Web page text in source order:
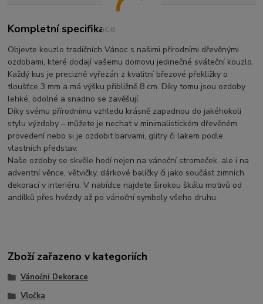
Kompletní specifikace
Objevte kouzlo tradičních Vánoc s našimi přírodními dřevěnými
ozdobami, které dodají vašemu domovu jedinečné sváteční kouzlo.
Každý kus je precizně vyřezán z kvalitní březové překližky o
tloušťce 3 mm a má výšku přibližně 8 cm. Díky tomu jsou ozdoby
lehké, odolné a snadno se zavěšují.
Díky svému přírodnímu vzhledu krásně zapadnou do jakéhokoli
stylu výzdoby – můžete je nechat v minimalistickém dřevěném
provedení nebo si je ozdobit barvami, glitry či lakem podle
vlastních představ.
Naše ozdoby se skvěle hodí nejen na vánoční stromeček, ale i na
adventní věnce, větvičky, dárkové balíčky či jako součást zimních
dekorací v interiéru. V nabídce najdete širokou škálu motivů od
andílků přes hvězdy až po vánoční symboly všeho druhu.
Zboží zařazeno v kategoriích
Vánoční Dekorace
Vločka